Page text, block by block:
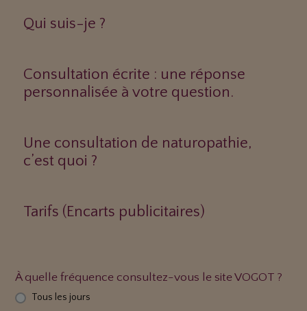
Qui suis-je ?
Consultation écrite : une réponse
personnalisée à votre question.
Une consultation de naturopathie,
c’est quoi ?
Tarifs (Encarts publicitaires)
À quelle fréquence consultez-vous le site VOGOT ?
Tous les jours